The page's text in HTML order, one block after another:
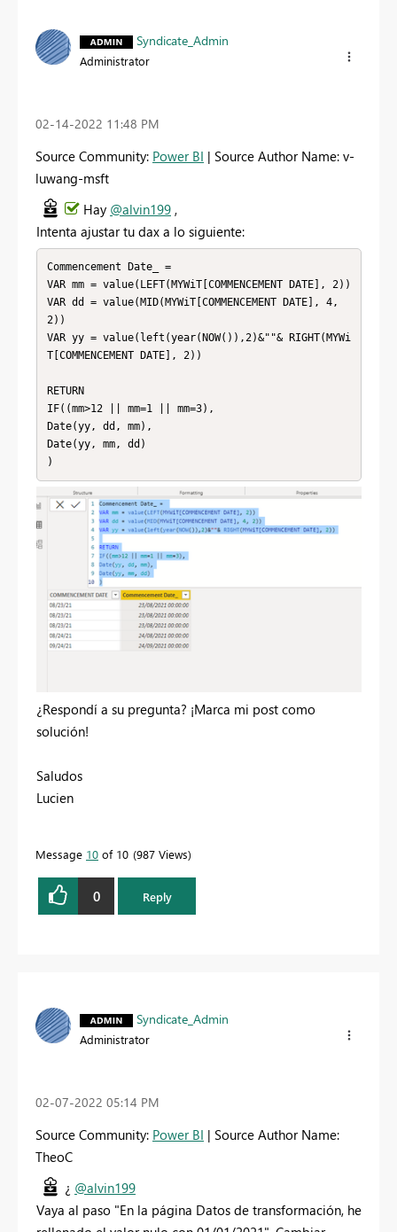
Syndicate_Admin
Administrator
‎02-14-2022 11:48 PM
Source Community: Power BI | Source Author Name: v-
luwang-msft
Hay @alvin199 ,
Intenta ajustar tu dax a lo siguiente:
Commencement Date_ =
VAR mm = value(LEFT(MYWiT[COMMENCEMENT DATE], 2))
VAR dd = value(MID(MYWiT[COMMENCEMENT DATE], 4,
2))
VAR yy = value(left(year(NOW()),2)&""& RIGHT(MYWi
T[COMMENCEMENT DATE], 2))
RETURN
IF((mm>12 || mm=1 || mm=3),
Date(yy, dd, mm),
Date(yy, mm, dd)
)
¿Respondí a su pregunta? ¡Marca mi post como
solución!
Saludos
Lucien
Message 10 of 10 987 Views
0 Reply
Syndicate_Admin
Administrator
‎02-07-2022 05:14 PM
Source Community: Power BI | Source Author Name:
TheoC
¿ @alvin199
Vaya al paso "En la página Datos de transformación, he